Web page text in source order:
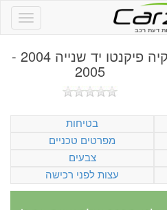
דעת רכב
קיה פיקנטו יד שנייה 2004 -
2005
בטיחות
מפרטים טכניים
צבעים
עצות לפני רכישה